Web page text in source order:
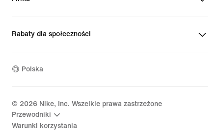
Rabaty dla społeczności
Polska
© 2026 Nike, Inc. Wszelkie prawa zastrzeżone
Przewodniki
Warunki korzystania